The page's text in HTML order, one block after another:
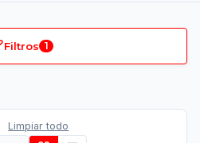
Filtros 1
Limpiar todo